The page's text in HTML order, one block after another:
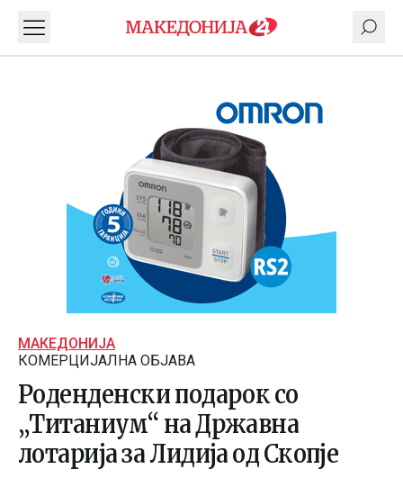
МАКЕДОНИЈА
КОМЕРЦИЈАЛНА ОБЈАВА
Роденденски подарок со
„Титаниум“ на Државна
лотарија за Лидија од Скопје